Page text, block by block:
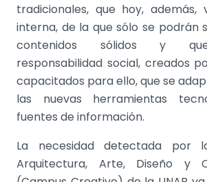
tradicionales, que hoy, además,
interna, de la que sólo se podrán
contenidos sólidos y
responsabilidad social, creados
capacitados para ello, que se
las nuevas herramientas
fuentes de información.
La necesidad detectada por
Arquitectura, Arte, Diseño y